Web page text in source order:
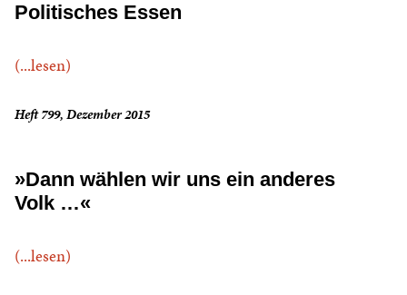
Politisches Essen
(...lesen)
Heft 799, Dezember 2015
»Dann wählen wir uns ein anderes
Volk …«
(...lesen)